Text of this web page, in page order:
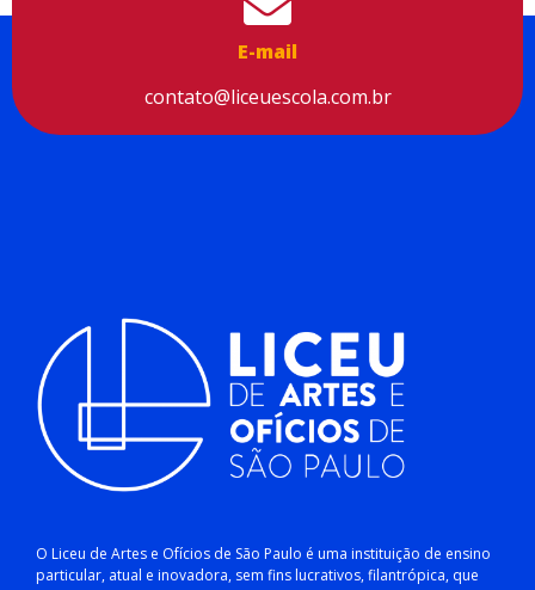
E-mail
contato@liceuescola.com.br
O Liceu de Artes e Ofícios de São Paulo é uma instituição de ensino
particular, atual e inovadora, sem fins lucrativos, filantrópica, que